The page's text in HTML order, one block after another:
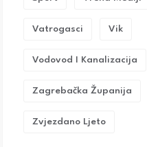
Vatrogasci Vik
Vodovod I Kanalizacija
Zagrebačka Županija
Zvjezdano Ljeto